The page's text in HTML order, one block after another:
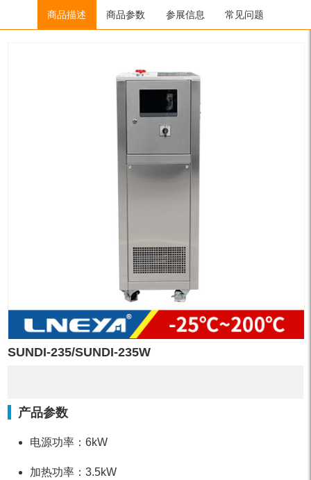
制冷加热控温系统/SUNDI系列/ SUNDI-235/SUNDI-235W
SUNDI-235/SUNDI-235W
产品参数
电源功率：6kW
加热功率：3.5kW
商品描述 商品参数 参展信息 常见问题